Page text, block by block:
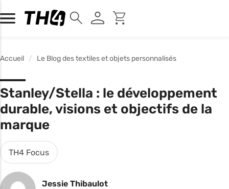
Accueil Le Blog des textiles et objets personnalisés
Stanley/Stella : le développement
durable, visions et objectifs de la
marque
TH4 Focus
Jessie Thibaulot